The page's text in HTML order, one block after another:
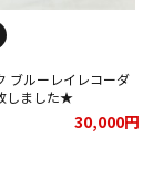
ブルーレイレコーダ
しました★
30,000円